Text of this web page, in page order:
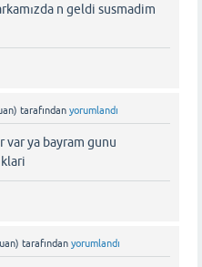
n geldi susmadim
tarafından yorumlandı
var ya bayram gunu
tarafından yorumlandı